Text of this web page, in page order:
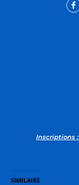
Inscriptions :
SIMILAIRE